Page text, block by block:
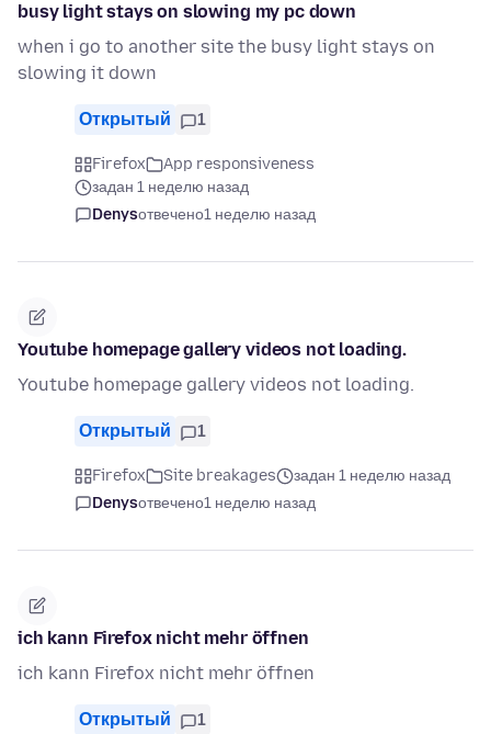
busy light stays on slowing my pc down
when i go to another site the busy light stays on
slowing it down
Открытый 1
Firefox
App responsiveness
задан 1 неделю назад
Denysотвечено1 неделю назад
Youtube homepage gallery videos not loading.
Youtube homepage gallery videos not loading.
Открытый 1
Firefox Site breakages
задан 1 неделю назад
Denysотвечено1 неделю назад
ich kann Firefox nicht mehr öffnen
ich kann Firefox nicht mehr öffnen
Открытый 1